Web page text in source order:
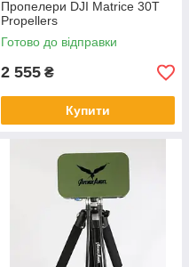
Пропелери DJI Matrice 30T
Propellers
Готово до відправки
2 555 ₴
Купити